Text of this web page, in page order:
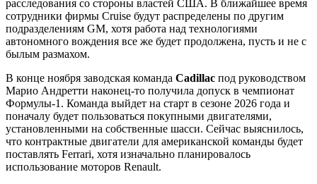
расследования со стороны властей США. В ближайшее время
сотрудники фирмы Cruise будут распределены по другим
подразделениям GM, хотя работа над технологиями
автономного вождения все же будет продолжена, пусть и не с
былым размахом.
В конце ноября заводская команда Cadillac под руководством
Марио Андретти наконец-то получила допуск в чемпионат
Формулы-1. Команда выйдет на старт в сезоне 2026 года и
поначалу будет пользоваться покупными двигателями,
установленными на собственные шасси. Сейчас выяснилось,
что контрактные двигатели для американской команды будет
поставлять Ferrari, хотя изначально планировалось
использование моторов Renault.